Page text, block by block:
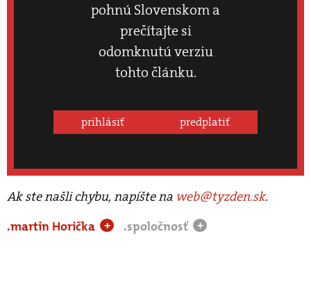
pohnú Slovenskom a
prečítajte si
odomknutú verziu
tohto článku.
prihlásiť predplatiť
Ak ste našli chybu, napíšte na web@tyzden.sk.
.martin Horička
+ .spoločnosť +